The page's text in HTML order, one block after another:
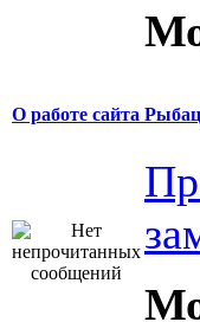
О работе сайта